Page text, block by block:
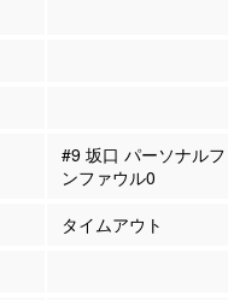
#9 坂口 パーソナル
ンファウル0
タイムアウト